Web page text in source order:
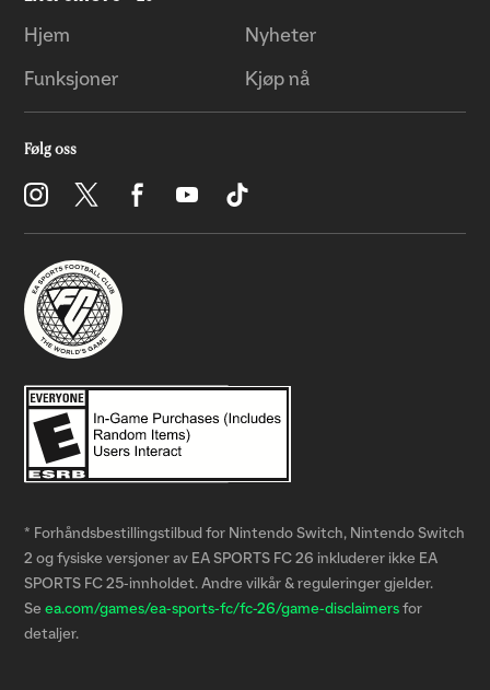
* Forhåndsbestillingstilbud for Nintendo Switch, Nintendo Switch
2 og fysiske versjoner av EA SPORTS FC 26 inkluderer ikke EA
SPORTS FC 25-innholdet. Andre vilkår & reguleringer gjelder.
Se ea.com/games/ea-sports-fc/fc-26/game-disclaimers for
detaljer.